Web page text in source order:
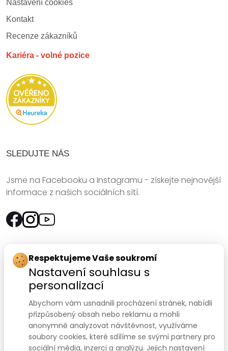
Nastavení cookies
Kontakt
Recenze zákazníků
Kariéra - volné pozice
SLEDUJTE NÁS
Jsme na Facebooku a Instagramu - získejte nejnovější
informace z našich sociálních sítí.
Rychlý kontakt:
SANOMED, spol. s r.o.
Palackého třída 240/75
612 00 Brno-Královo Pole
Prodejna:+420 541 422 911,+420 541 422 912
e-mail:prodejna@sanomed.cz
Respektujeme Vaše soukromí
Nastavení souhlasu s
personalizací
Abychom vám usnadnili procházení stránek, nabídli
přizpůsobený obsah nebo reklamu a mohli
anonymně analyzovat návštěvnost, využíváme
soubory cookies, které sdílíme se svými partnery pro
sociální média, inzerci a analýzu. Jejich nastavení